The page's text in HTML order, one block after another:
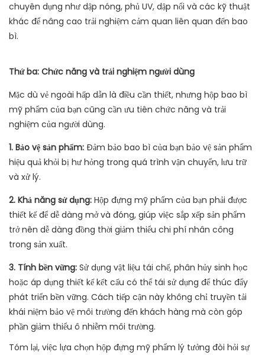
chuyên dụng như dập nóng, phủ UV, dập nổi và các kỹ thuật
khác để nâng cao trải nghiệm cảm quan liên quan đến bao
bì.
Thứ ba: Chức năng và trải nghiệm người dùng
Mặc dù vẻ ngoài hấp dẫn là điều cần thiết, nhưng hộp bao bì
mỹ phẩm của bạn cũng cần ưu tiên chức năng và trải
nghiệm của người dùng.
1. Bảo vệ sản phẩm: Đảm bảo bao bì của bạn bảo vệ sản phẩm
hiệu quả khỏi bị hư hỏng trong quá trình vận chuyển, lưu trữ
và xử lý.
2. Khả năng sử dụng: Hộp đựng mỹ phẩm của bạn phải được
thiết kế để dễ dàng mở và đóng, giúp việc sắp xếp sản phẩm
trở nên dễ dàng đồng thời giảm thiểu chi phí nhân công
trong sản xuất.
3. Tính bền vững: Sử dụng vật liệu tái chế, phân hủy sinh học
hoặc áp dụng thiết kế kết cấu có thể tái sử dụng để thúc đẩy
phát triển bền vững. Cách tiếp cận này không chỉ truyền tải
khái niệm bảo vệ môi trường đến khách hàng mà còn góp
phần giảm thiểu ô nhiễm môi trường.
Tóm lại, việc lựa chọn hộp đựng mỹ phẩm lý tưởng đòi hỏi sự